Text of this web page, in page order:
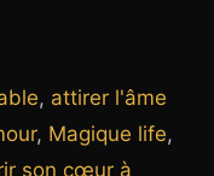
, attirer l'âme
, Magique life,
son cœur à